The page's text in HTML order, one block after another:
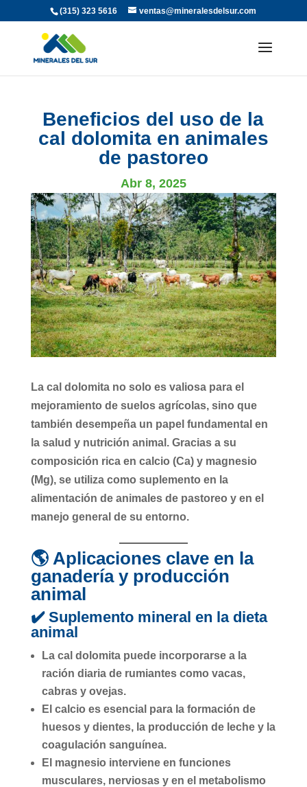
(315) 323 5616 ventas@mineralesdelsur.com
Beneficios del uso de la
cal dolomita en animales
de pastoreo
Abr 8, 2025
La cal dolomitano solo es valiosa para el
mejoramiento de suelos agrícolas, sino que
también desempeña un papel fundamental en
la salud y nutrición animal . Gracias a su
composición rica en calcio (Ca)y magnesio
(Mg), se utiliza como suplemento en la
alimentación de animales de pastoreo y en el
manejo general de su entorno.
🌎 Aplicaciones clave en la
ganadería y producción
animal
✔️ Suplemento mineral en la dieta
animal
La cal dolomita puede incorporarse a la
ración diaria de rumiantescomo vacas,
cabras y ovejas.
El calcio es esencial para la formación de
huesos y dientes, la producción de leche y la
coagulación sanguínea.
El magnesio interviene en funciones
musculares, nerviosas y en el metabolismo